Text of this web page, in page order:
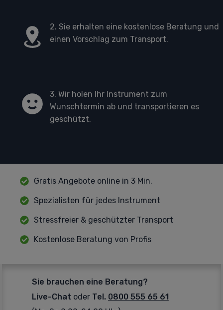
2. Sie erhalten eine kostenlose Beratung und
einen Vorschlag zum Transport.
3. Wir holen Ihr Instrument zum
Wunschtermin ab und transportieren es
geschützt.
Gratis Angebote online in 3 Min.
Spezialisten für jedes Instrument
Stressfreier & geschützter Transport
Kostenlose Beratung von Profis
Sie brauchen eine Beratung?
Live-Chat oderTel. 0800 555 65 61